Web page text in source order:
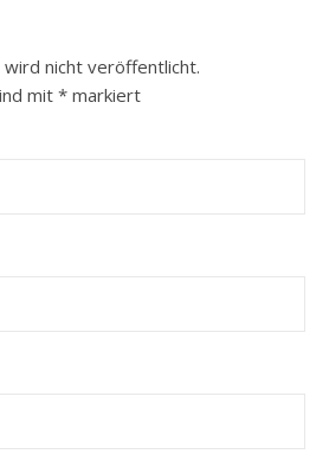
nicht veröffentlicht.
mit * markiert